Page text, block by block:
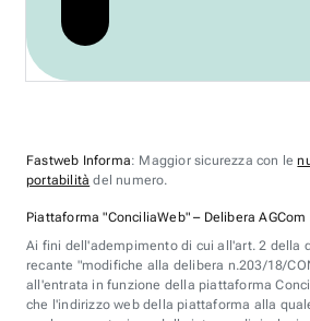
Fastweb Informa: Maggior sicurezza con le
portabilità del numero.
Piattaforma "ConciliaWeb" – Delibera
Ai fini dell'adempimento di cui all'art. 2 della
recante "modifiche alla delibera n.203/18/
all'entrata in funzione della piattaforma
che l'indirizzo web della piattaforma alla